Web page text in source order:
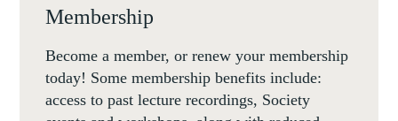
Membership
Become a member, or renew your membership
today! Some membership benefits include:
access to past lecture recordings, Society